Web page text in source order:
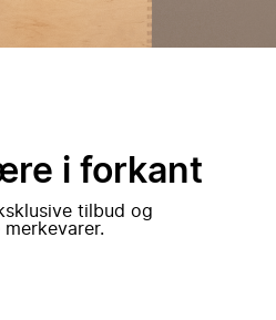
i forkant
tilbud og